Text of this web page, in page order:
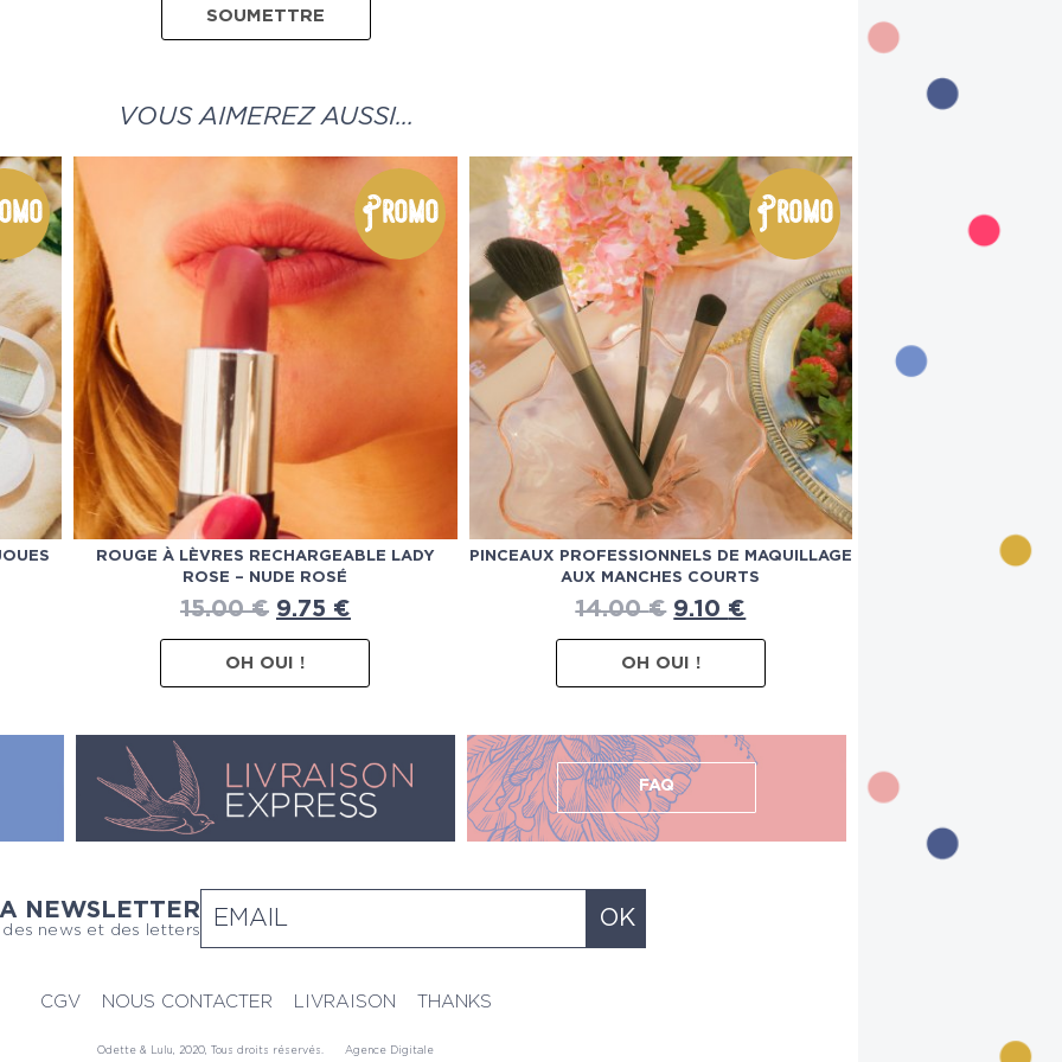
VOUS AIMEREZ AUSSI…
Promo
ROUGE À LÈVRES RECHARGEABLE LADY
ROSE – NUDE ROSÉ
15.00€ 9.75 €
OH OUI !
Promo
PINCEAUX PROFESSIONNELS DE MAQUILLAGE
AUX MANCHES COURTS
14.00€ 9.10 €
OH OUI !
FAQ
NEWSLETTER
news et des letters
CGV NOUS CONTACTER LIVRAISON THANKS
Odette & Lulu, 2020, Tous droits réservés. Agence Digitale